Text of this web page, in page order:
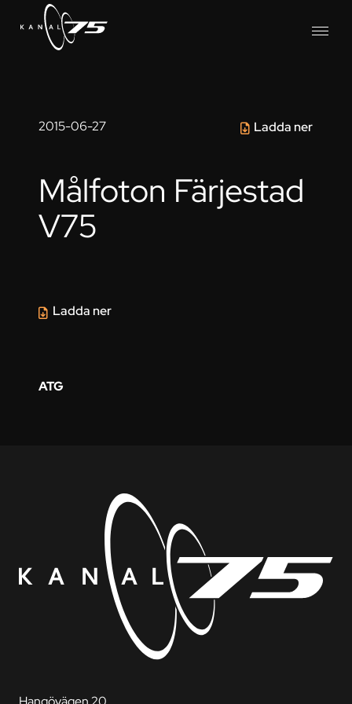
2015-06-27 Ladda ner
Målfoton Färjestad
V75
Ladda ner
ATG